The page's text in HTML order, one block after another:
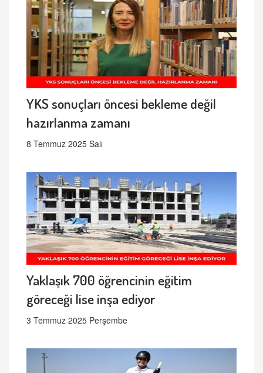
YKS sonuçları öncesi bekleme değil
hazırlanma zamanı
8 Temmuz 2025 Salı
Yaklaşık 700 öğrencinin eğitim
göreceği lise inşa ediyor
3 Temmuz 2025 Perşembe